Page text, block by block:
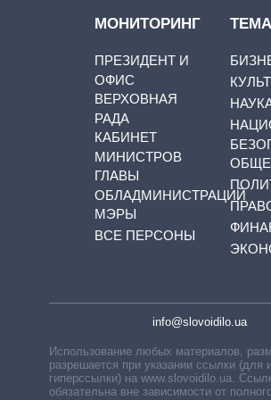
МОНИТОРИНГ
ПРЕЗИДЕНТ И
ОФИС
ВЕРХОВНАЯ
РАДА
КАБИНЕТ
МИНИСТРОВ
ГЛАВЫ
ОБЛАДМИНИСТРАЦИЙ
МЭРЫ
ВСЕ ПЕРСОНЫ
info@slovoidilo.ua
Использование любых материалов,
разрешается при указании ссылки (для
гиперссылки) на www.slovoidilo.ua.
обязательна вне зависимости от